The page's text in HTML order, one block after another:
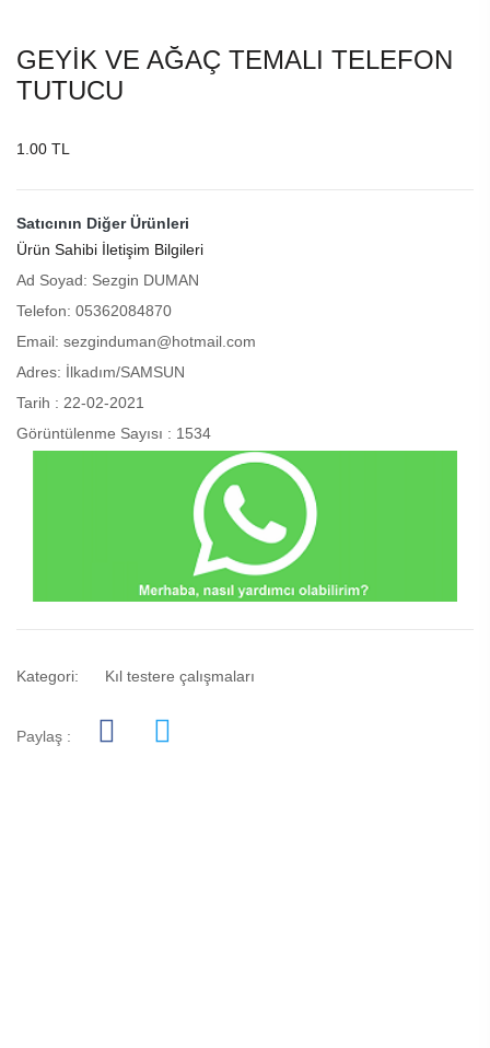
GEYİK VE AĞAÇ TEMALI TELEFON
TUTUCU
1.00 TL
Satıcının Diğer Ürünleri
Ürün Sahibi İletişim Bilgileri
Ad Soyad: Sezgin DUMAN
Telefon: 05362084870
Email: sezginduman@hotmail.com
Adres: İlkadım/SAMSUN
Tarih : 22-02-2021
Görüntülenme Sayısı : 1534
Kategori: Kıl testere çalışmaları
Paylaş :